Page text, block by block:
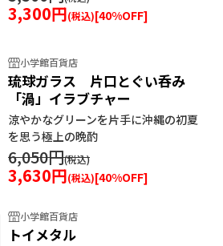
3,300円 [40%OFF]
小学館百貨店
琉球ガラス 片口とぐい呑み
「渦」イラブチャー
涼やかなグリーンを片手に沖縄の初夏
を思う極上の晩酌
6,050円
3,630円 [40%OFF]
小学館百貨店
トイメタル